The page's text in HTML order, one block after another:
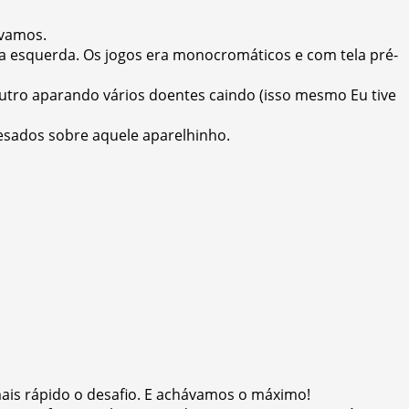
Os jogos era monocromáticos e com tela pré-
aparando vários doentes caindo (isso mesmo Eu tive
sobre aquele aparelhinho.
rápido o desafio. E achávamos o máximo!